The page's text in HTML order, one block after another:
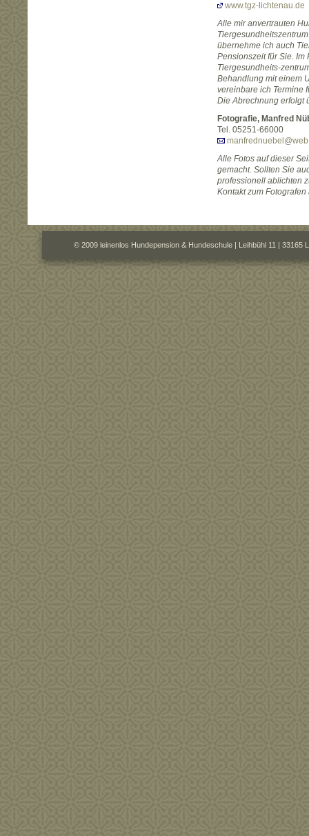
www.tgz-lichtenau.de
Alle mir anvertrauten
übernehme ich auch
Pensionszeit für Sie.
Tiergesundheits-
Behandlung mit einem
vereinbare ich Termine
Die Abrechnung erfolgt
Fotografie, Manfred
Tel. 05251-66000
Alle Fotos auf dieser
gemacht. Sollten Sie
professionell ablichten
Kontakt zum Fotografen
© 2009 leinenlos Hundepension & Hundeschule | Leihbühl 11 | 33165